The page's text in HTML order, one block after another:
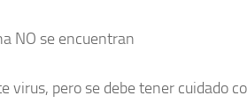
NO se encuentran
virus, pero se debe tener cuidado